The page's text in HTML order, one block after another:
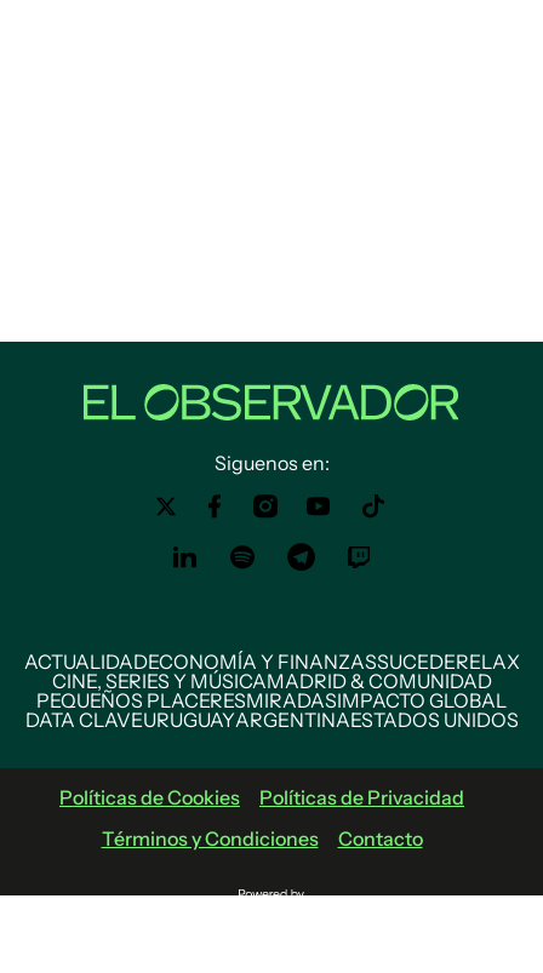
Siguenos en:
ACTUALIDADECONOMÍA Y FINANZASSUCEDERELAX
CINE, SERIES Y MÚSICAMADRID & COMUNIDAD
PEQUEÑOS PLACERESMIRADASIMPACTO GLOBAL
DATA CLAVEURUGUAYARGENTINAESTADOS UNIDOS
Políticas de Cookies
Políticas de Privacidad
Términos y Condiciones
Contacto